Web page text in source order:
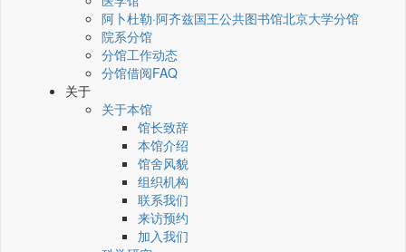
阿卜杜勒·阿齐兹国王公共图书馆北京大学分馆
院系分馆
分馆工作动态
分馆借阅FAQ
关于
关于本馆
馆长致辞
本馆介绍
馆舍风貌
组织机构
联系我们
来访预约
加入我们